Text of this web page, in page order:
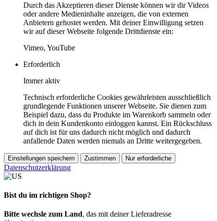
Durch das Akzeptieren dieser Dienste können wir dir Videos
oder andere Medieninhalte anzeigen, die von externen
Anbietern gehostet werden. Mit deiner Einwilligung setzen
wir auf dieser Webseite folgende Drittdienste ein:
Vimeo, YouTube
Erforderlich
Immer aktiv
Technisch erforderliche Cookies gewährleisten ausschließlich
grundlegende Funktionen unserer Webseite. Sie dienen zum
Beispiel dazu, dass du Produkte im Warenkorb sammeln oder
dich in dein Kundenkonto einloggen kannst. Ein Rückschluss
auf dich ist für uns dadurch nicht möglich und dadurch
anfallende Daten werden niemals an Dritte weitergegeben.
Einstellungen speichern Zustimmen Nur erforderliche
Datenschutzerklärung
Bist du im richtigen Shop?
Bitte wechsle zum Land, das mit deiner Lieferadresse